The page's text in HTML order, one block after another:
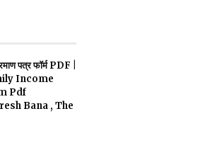
पत्र फॉर्म PDF |
Income
Pdf
Bana , The